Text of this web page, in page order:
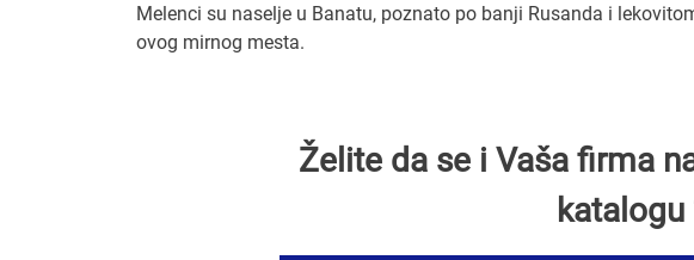
Melenci su naselje u Banatu, poznato po banji Rusanda i
ovog mirnog mesta.
Želite da se i Vaša firma
katalogu